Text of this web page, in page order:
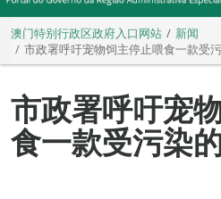
澳门特别行政区政府入口网站
新闻
市政署呼吁宠物饲主停止喂食一款受
市政署呼吁宠
食一款受污染